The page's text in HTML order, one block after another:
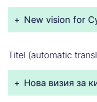
+ New vision for
Titel (automatic
+ Нова визия за